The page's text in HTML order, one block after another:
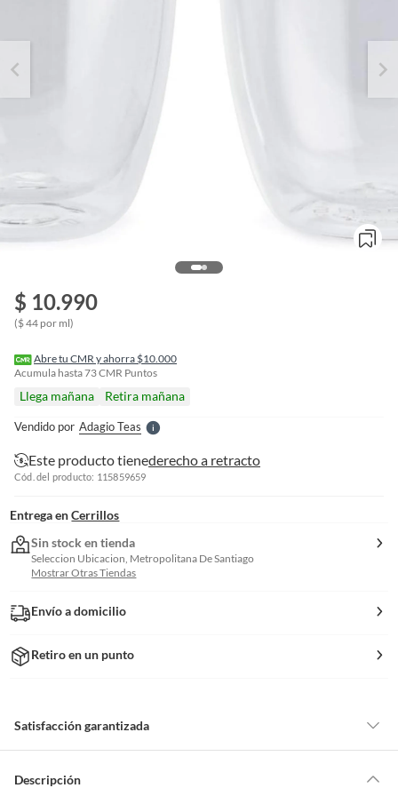
$ 10.990
($ 44 por ml)
Abre tu CMR y ahorra $10.000
Acumula hasta73CMR Puntos
Llega mañana Retira mañana
Vendido por Adagio TeasS
l
e
r
Este producto tienederecho a retracto
Cód. del producto: 115859659
Entrega en Cerrillos
Sin stock en tienda
Seleccion Ubicacion, Metropolitana De Santiago
Mostrar Otras Tiendas
Envío a domicilio
Retiro en un punto
Satisfacción garantizada
de la compra.
Descripción